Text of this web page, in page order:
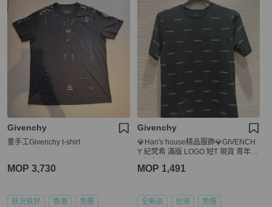
Givenchy
重手工Givenchy t-shirt
MOP 3,730
狀況良好 香港 免運
Givenchy
💎Han's house精品服飾💎GIVENCH
Y 紀梵希 滿版 LOGO 短T 現貨 青年款
MOP 1,491
全新品 台灣 免運